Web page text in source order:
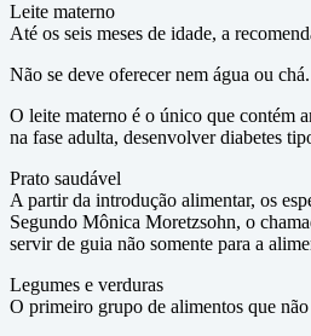
Leite materno
Até os seis meses de idade, a
Não se deve oferecer nem água ou
O leite materno é o único que contém
na fase adulta, desenvolver diabetes
Prato saudável
A partir da introdução alimentar, os
Segundo Mônica Moretzsohn, o
servir de guia não somente para a
Legumes e verduras
O primeiro grupo de alimentos que